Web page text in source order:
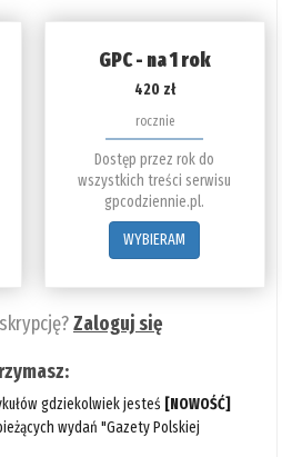
GPC - na 1 rok
420 zł
rocznie
Dostęp przez rok do
wszystkich treści serwisu
gpcodziennie.pl.
WYBIERAM
Zaloguj się
gdziekolwiek jesteś [NOWOŚĆ]
wydań "Gazety Polskiej